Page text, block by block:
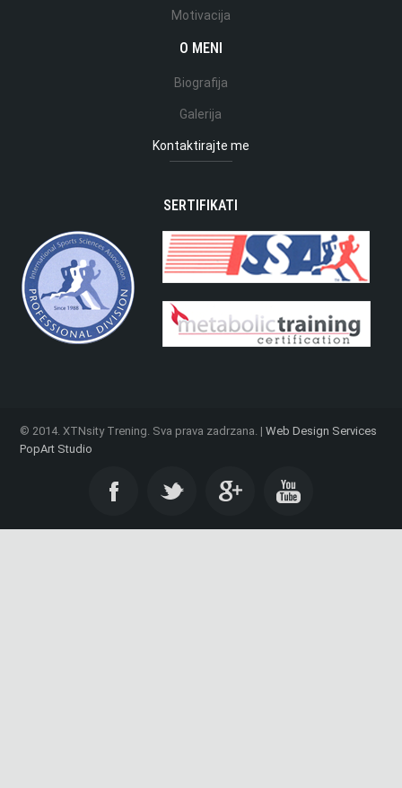
Motivacija
O MENI
Biografija
Galerija
Kontaktirajte me
SERTIFIKATI
© 2014. XTNsity Trening. Sva prava zadrzana. | Web Design Services
PopArt Studio